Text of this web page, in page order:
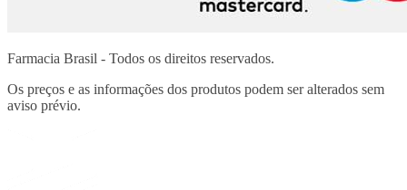
Farmacia Brasil - Todos os direitos reservados.
Os preços e as informações dos produtos podem ser alterados sem
aviso prévio.